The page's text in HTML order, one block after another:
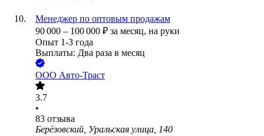
Менеджер по оптовым продажам
90 000 – 100 000 ₽ за месяц, на руки
Опыт 1-3 года
Выплаты: Два раза в месяц
ООО Авто-Траст
3.7
•
83 отзыва
Берёзовский, Уральская улица, 140